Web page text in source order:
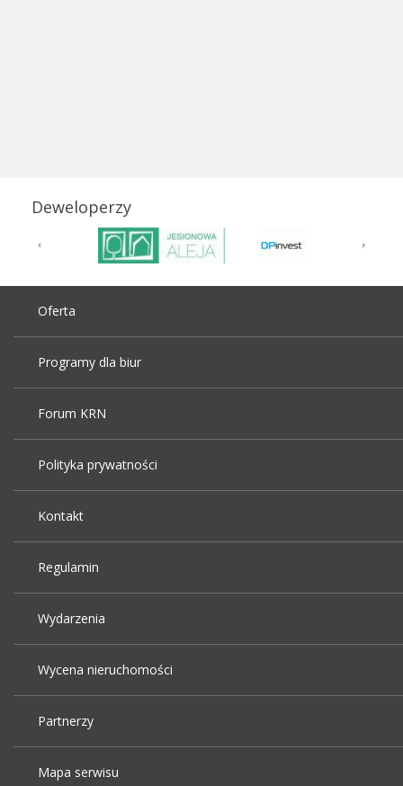
Deweloperzy
Oferta
Programy dla biur
Forum KRN
Polityka prywatności
Kontakt
Regulamin
Wydarzenia
Wycena nieruchomości
Partnerzy
Mapa serwisu